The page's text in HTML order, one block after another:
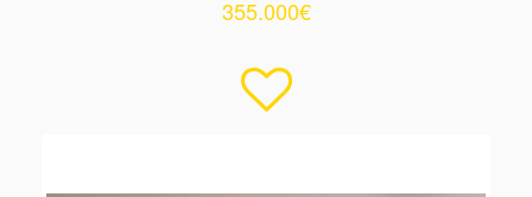
355.000€